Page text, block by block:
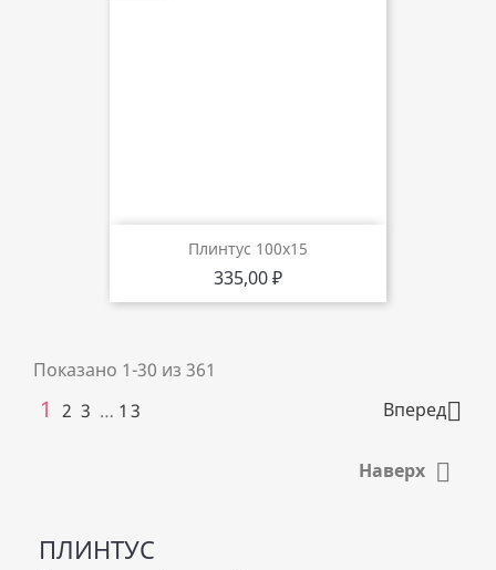
Плинтус 100х15
Цена
335,00 ₽
Показано 1-30 из 361
1 2 3 … 13 Вперед
Наверх 
ПЛИНТУС